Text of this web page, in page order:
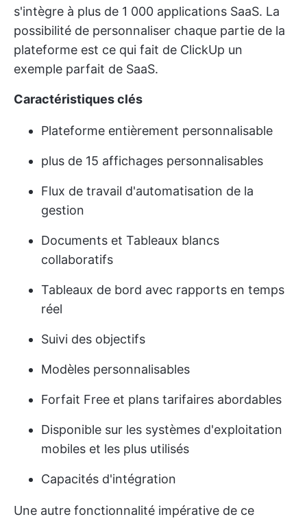
s'intègre à plus de 1 000 applications SaaS. La
possibilité de personnaliser chaque partie de la
plateforme est ce qui fait de ClickUp un
exemple parfait de SaaS.
Caractéristiques clés
Plateforme entièrement personnalisable
plus de 15 affichages personnalisables
Flux de travail d'automatisation de la
gestion
Documents et Tableaux blancs
collaboratifs
Tableaux de bord avec rapports en temps
réel
Suivi des objectifs
Modèles personnalisables
Forfait Free et plans tarifaires abordables
Disponible sur les systèmes d'exploitation
mobiles et les plus utilisés
Capacités d'intégration
Une autre fonctionnalité impérative de ce